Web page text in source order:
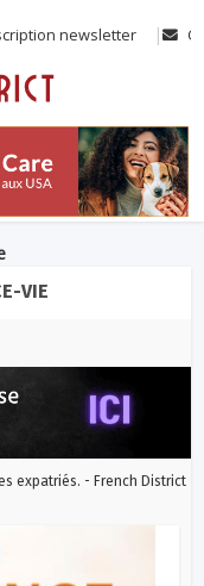
newsletter
VIE
expatriés. - French District